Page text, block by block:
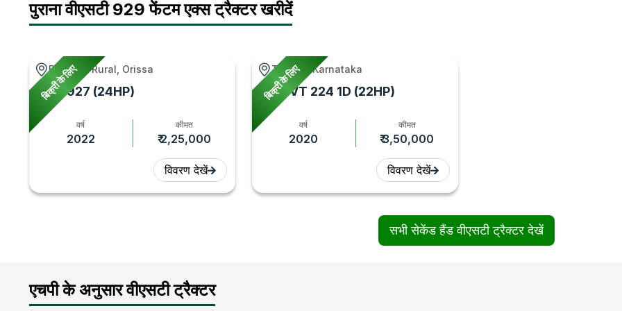
पुराना वीएसटी 929 फेंटम एक्स ट्रैक्टर खरीदें
बिक्री के लिए
Bhadrak Rural, Orissa
VST 927 (24HP)
वर्ष
2022
कीमत
₹ 2,25,000
विवरण देखें
बिक्री के लिए
Tumkur, Karnataka
VST VT 224 1D (22HP)
वर्ष
2020
कीमत
₹ 3,50,000
विवरण देखें
सभी सेकेंड हैंड वीएसटी ट्रैक्टर देखें
एचपी के अनुसार वीएसटी ट्रैक्टर